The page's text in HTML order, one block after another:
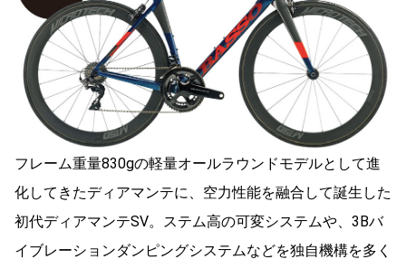
フレーム重量830gの軽量オールラウンドモデルとして進
化してきたディアマンテに、空力性能を融合して誕生した
初代ディアマンテSV。ステム高の可変システムや、3Bバ
イブレーションダンピングシステムなどを独自機構を多く